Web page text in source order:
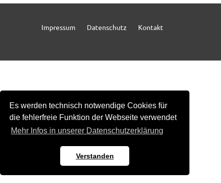
Es werden technisch notwendige Cookies für
die fehlerfreie Funktion der Webseite verwendet
Mehr Infos in unserer Datenschutzerklärung
Verstanden
Impressum Datenschutz Kontakt